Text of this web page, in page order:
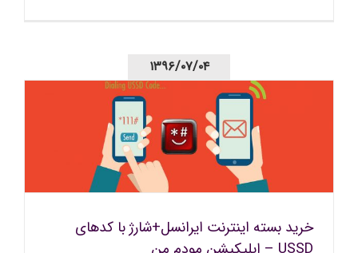
۱۳۹۶/۰۷/۰۴
اپلیکیشن مودم من
خرید بسته اینترنت ایرانسل+شارژ با کدهای